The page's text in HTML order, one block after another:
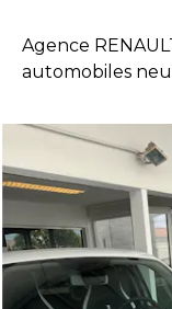
Agence
automobiles